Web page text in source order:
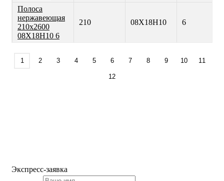
Полоса
нержавеющая
210х2600
08Х18Н10 6
210 08Х18Н10 6
1 2 3 4 5 6 7 8 9 10 11
12
Экспресс-заявка